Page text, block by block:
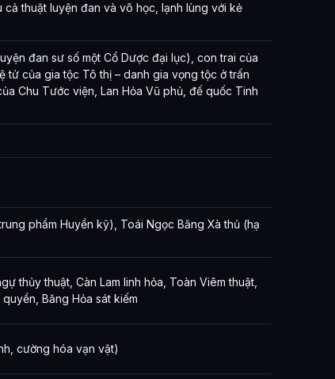
thuật luyện đan và võ học, lạnh lùng với kẻ
đan sư số một Cổ Dược đại lục), con trai của
của gia tộc Tô thị – danh gia vọng tộc ở trấn
Chu Tước viện, Lan Hỏa Vũ phủ, đế quốc Tinh
phẩm Huyền kỹ), Toái Ngọc Băng Xà thủ (hạ
thủy thuật, Càn Lam linh hỏa, Toàn Viêm thuật,
Băng Hỏa sát kiếm
cường hóa vạn vật)